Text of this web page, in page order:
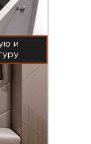
и